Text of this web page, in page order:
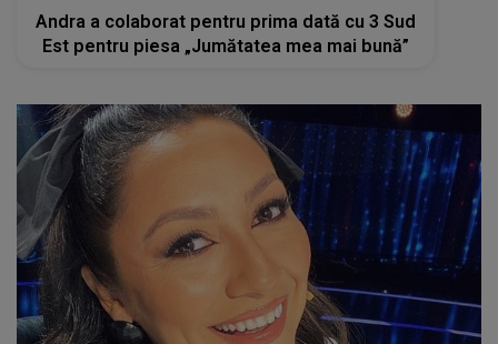
Andra a colaborat pentru prima dată cu 3 Sud
Est pentru piesa „Jumătatea mea mai bună”